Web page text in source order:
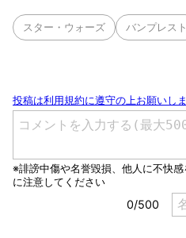
スター・ウォーズ バンプレスト